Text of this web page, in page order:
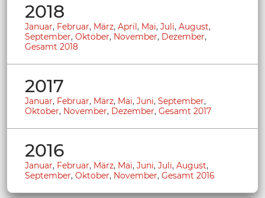
2018
Januar, Februar, März, April, Mai, Juli, August,
September, Oktober, November, Dezember,
Gesamt 2018
2017
Januar, Februar, März, Mai, Juni, September,
Oktober, November, Dezember, Gesamt 2017
2016
Januar, Februar, März, Mai, Juni, Juli, August,
September, Oktober, November, Gesamt 2016